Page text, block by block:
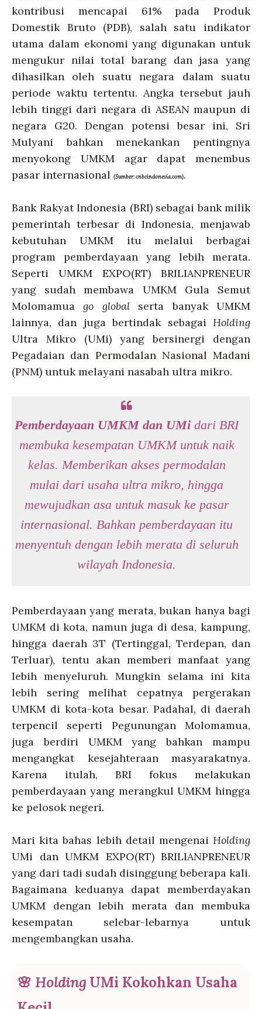
kontribusi mencapai 61% pada Produk
Domestik Bruto (PDB), salah satu indikator
utama dalam ekonomi yang digunakan untuk
mengukur nilai total barang dan jasa yang
dihasilkan oleh suatu negara dalam suatu
periode waktu tertentu. Angka tersebut jauh
lebih tinggi dari negara di ASEAN maupun di
negara G20. Dengan potensi besar ini, Sri
Mulyani bahkan menekankan pentingnya
menyokong UMKM agar dapat menembus
pasar internasional (Sumber: cnbcindonesia.com).
Bank Rakyat Indonesia (BRI) sebagai bank milik
pemerintah terbesar di Indonesia, menjawab
kebutuhan UMKM itu melalui berbagai
program pemberdayaan yang lebih merata.
Seperti UMKM EXPO(RT) BRILIANPRENEUR
yang sudah membawa UMKM Gula Semut
Molomamuago global serta banyak UMKM
lainnya, dan juga bertindak sebagai Holding
Ultra Mikro (UMi) yang bersinergi dengan
Pegadaian dan Permodalan Nasional Madani
(PNM) untuk melayani nasabah ultra mikro.
Pemberdayaan UMKM dan UMi dari BRI
membuka kesempatan UMKM untuk naik
kelas. Memberikan akses permodalan
mulai dari usaha ultra mikro, hingga
mewujudkan asa untuk masuk ke pasar
internasional. Bahkan pemberdayaan itu
menyentuh dengan lebih merata di seluruh
wilayah Indonesia.
Pemberdayaan yang merata, bukan hanya bagi
UMKM di kota, namun juga di desa, kampung,
hingga daerah 3T (Tertinggal, Terdepan, dan
Terluar), tentu akan memberi manfaat yang
lebih menyeluruh. Mungkin selama ini kita
lebih sering melihat cepatnya pergerakan
UMKM di kota-kota besar. Padahal, di daerah
terpencil seperti Pegunungan Molomamua,
juga berdiri UMKM yang bahkan mampu
mengangkat kesejahteraan masyarakatnya.
Karena itulah, BRI fokus melakukan
pemberdayaan yang merangkul UMKM hingga
ke pelosok negeri.
Mari kita bahas lebih detail mengenai Holding
UMi dan UMKM EXPO(RT) BRILIANPRENEUR
yang dari tadi sudah disinggung beberapa kali.
Bagaimana keduanya dapat memberdayakan
UMKM dengan lebih merata dan membuka
kesempatan selebar-lebarnya untuk
mengembangkan usaha.
🌸 Holding UMi Kokohkan Usaha